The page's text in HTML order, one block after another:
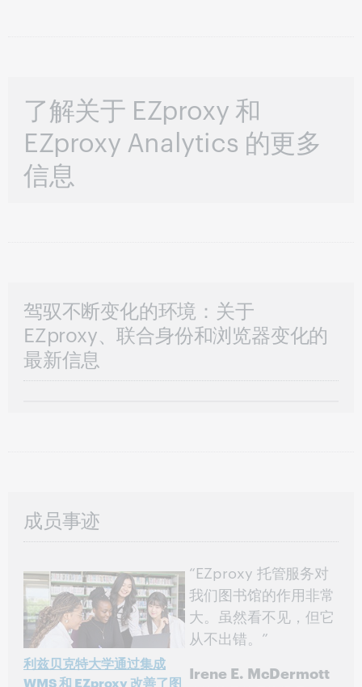
了解关于 EZproxy 和
EZproxy Analytics 的更多
信息
驾驭不断变化的环境：关于
EZproxy、联合身份和浏览器变化的
最新信息
成员事迹
利兹贝克特大学通过集成
WMS 和 EZproxy 改善了图
“EZproxy 托管服务对
我们图书馆的作用非常
大。虽然看不见，但它
从不出错。”
Irene E. McDermott